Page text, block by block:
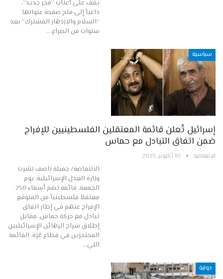
يقف على أعتاب “فجر جديد”،
داعياً إلى فتح صفحة عنوانها
“السلام والازدهار المشترك” بعد
سنوات من الصراع.…
سياسية
إسرائيل تُعلن قائمة المعتقلين الفلسطينيين للإفراج
ضمن اتفاق التبادل مع حماس
الانتفاضة 10 أكتوبر, 2025
الانتفاضة/ جميلة ناصف نشرت
وزارة العدل الإسرائيلية، يوم
الجمعة، قائمة تضم أسماء 250
معتقلاً فلسطينياً من المتوقع
الإفراج عنهم في إطار اتفاق
تبادل مع حركة حماس، مقابل
إطلاق سراح الرهائن الإسرائيليين
المحتجزين في قطاع غزة. القائمة
التي…
دولية